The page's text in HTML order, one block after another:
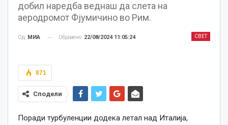
добил наредба веднаш да слета на
аеродромот Фјумичино во Рим.
СВЕТ
Од МИА Објавено 22/08/2024 11:05:24
871
Сподели
Поради турбуленции додека летал над Италија,